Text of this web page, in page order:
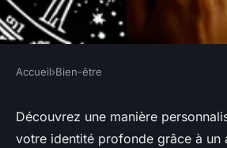
Découvrez votre
Accueil›Bien-être
Découvrez une manière
votre identité profonde grâce à un